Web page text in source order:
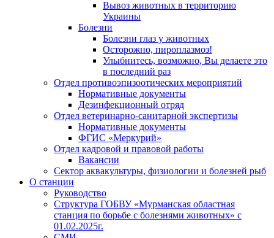
Вывоз животных в территорию
Украины
Болезни
Болезни глаз у животных
Осторожно, пироплазмоз!
Улыбнитесь, возможно, Вы делаете это
в последний раз
Отдел противоэпизоотических мероприятий
Нормативные документы
Дезинфекционный отряд
Отдел ветеринарно-санитарной экспертизы
Нормативные документы
ФГИС «Меркурий»
Отдел кадровой и правовой работы
Вакансии
Сектор аквакультуры, физиологии и болезней рыб
О станции
Руководство
Структура ГОБВУ «Мурманская областная
станция по борьбе с болезнями животных» c
01.02.2025г.